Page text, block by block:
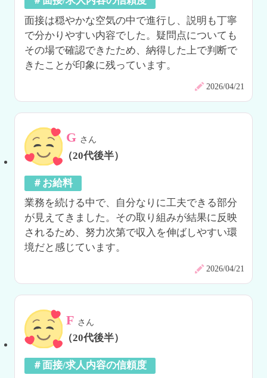
面接は穏やかな空気の中で進行し、説明も丁寧
で分かりやすい内容でした。疑問点についても
その場で確認できたため、納得した上で判断で
きたことが印象に残っています。
2026/04/21
G さん
（20代後半）
＃お給料
業務を続ける中で、自分なりに工夫できる部分
が見えてきました。その取り組みが結果に反映
されるため、努力次第で収入を伸ばしやすい環
境だと感じています。
2026/04/21
F さん
（20代後半）
＃面接/求人内容の信頼度